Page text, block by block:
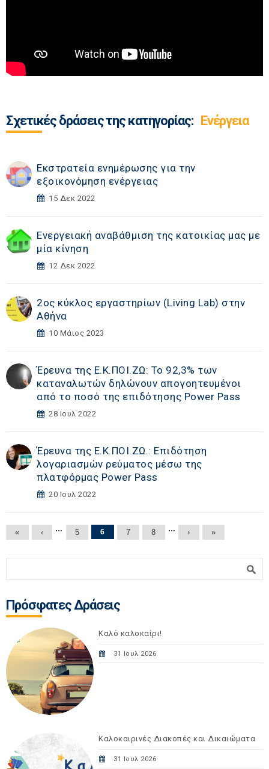
Σχετικές δράσεις της κατηγορίας: Ενέργεια
Εκστρατεία ενημέρωσης για την
εξοικονόμηση ενέργειας
15 Δεκ 2022
Ενεργειακή αναβάθμιση της κατοικίας μας με
μία κίνηση
12 Δεκ 2022
2ος κύκλος εργαστηρίων (Living Lab) στην
Αθήνα
10 Μάιος 2023
Έρευνα της Ε.Κ.ΠΟΙ.ΖΩ: Το 92,3% των
καταναλωτών δηλώνουν απογοητευμένοι
από το ποσό της επιδότησης Power Pass
28 Ιουλ 2022
Έρευνα της Ε.Κ.ΠΟΙ.ΖΩ.: Επιδότηση
λογαριασμών ρεύματος μέσω της
πλατφόρμας Power Pass
20 Ιουλ 2022
Σελίδες
« ‹ … 5 6 7 8 … › »
Πρόσφατες Δράσεις
Καλό καλοκαίρι!
31 Ιουλ 2026
Καλοκαιρινές Διακοπές και Δικαιώματα
31 Ιουλ 2026